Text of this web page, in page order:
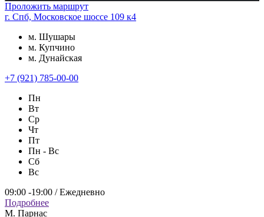
Проложить маршрут
г. Спб, Московское шоссе 109 к4
м. Шушары
м. Купчино
м. Дунайская
+7 (921) 785-00-00
Пн
Вт
Ср
Чт
Пт
Пн - Вс
Сб
Вс
09:00 -19:00 / Ежедневно
Подробнее
М. Парнас